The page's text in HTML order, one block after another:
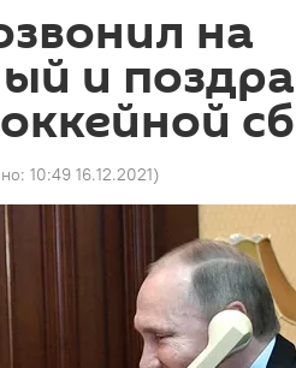
на
и
10:49 16.12.2021)